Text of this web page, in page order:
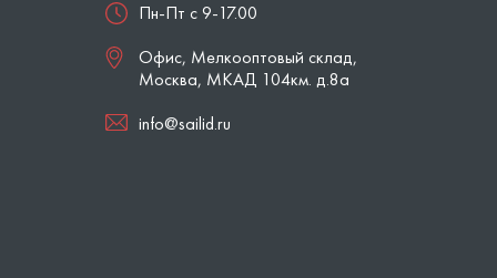
Пн-Пт с 9-17.00
Офис, Мелкооптовый склад,
Москва, МКАД 104км. д.8а
info@sailid.ru